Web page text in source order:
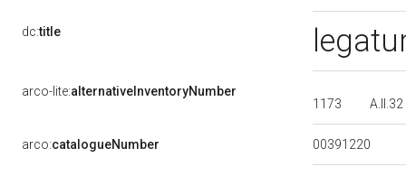
dc:title
arco-lite:alternativeInventoryNumber
1173
A.II.32
arco:catalogueNumber 00391220